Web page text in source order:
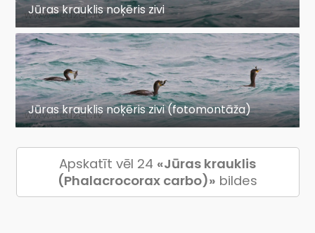
Jūras krauklis noķēris zivi
Jūras krauklis noķēris zivi (fotomontāža)
Apskatīt vēl 24 «Jūras krauklis
(Phalacrocorax carbo)» bildes